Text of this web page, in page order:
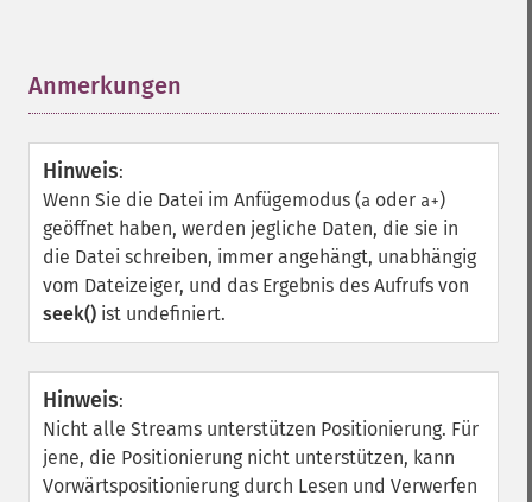
Anmerkungen
Hinweis:
Wenn Sie die Datei im Anfügemodus (a oder a+)
geöffnet haben, werden jegliche Daten, die sie in
die Datei schreiben, immer angehängt, unabhängig
vom Dateizeiger, und das Ergebnis des Aufrufs von
seek() ist undefiniert.
Hinweis:
Nicht alle Streams unterstützen Positionierung. Für
jene, die Positionierung nicht unterstützen, kann
Vorwärtspositionierung durch Lesen und Verwerfen